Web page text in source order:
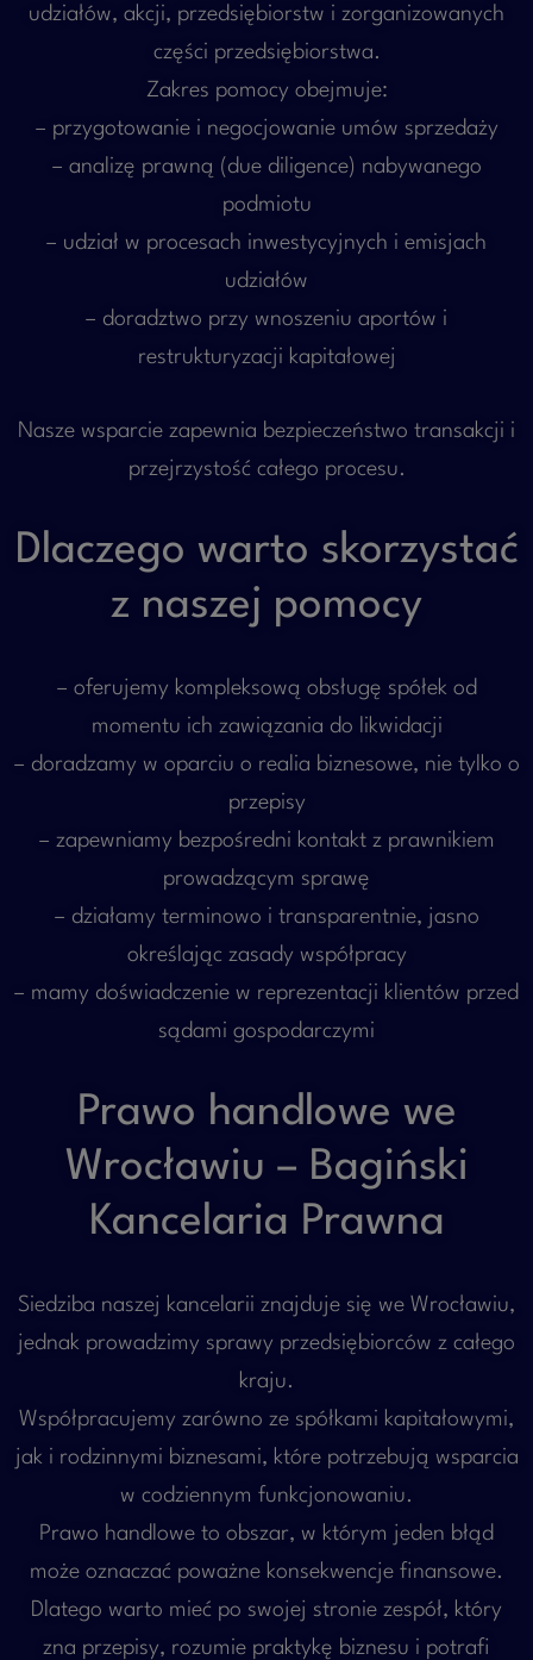
udziałów, akcji, przedsiębiorstw i zorganizowanych
części przedsiębiorstwa.
Zakres pomocy obejmuje:
– przygotowanie i negocjowanie umów sprzedaży
– analizę prawną (due diligence) nabywanego
podmiotu
– udział w procesach inwestycyjnych i emisjach
udziałów
– doradztwo przy wnoszeniu aportów i
restrukturyzacji kapitałowej
Nasze wsparcie zapewnia bezpieczeństwo transakcji i
przejrzystość całego procesu.
Dlaczego warto skorzystać
z naszej pomocy
– oferujemy kompleksową obsługę spółek od
momentu ich zawiązania do likwidacji
– doradzamy w oparciu o realia biznesowe, nie tylko o
przepisy
– zapewniamy bezpośredni kontakt z prawnikiem
prowadzącym sprawę
– działamy terminowo i transparentnie, jasno
określając zasady współpracy
– mamy doświadczenie w reprezentacji klientów przed
sądami gospodarczymi
Prawo handlowe we
Wrocławiu – Bagiński
Kancelaria Prawna
Siedziba naszej kancelarii znajduje się we Wrocławiu,
jednak prowadzimy sprawy przedsiębiorców z całego
kraju.
Współpracujemy zarówno ze spółkami kapitałowymi,
jak i rodzinnymi biznesami, które potrzebują wsparcia
w codziennym funkcjonowaniu.
Prawo handlowe to obszar, w którym jeden błąd
może oznaczać poważne konsekwencje finansowe.
Dlatego warto mieć po swojej stronie zespół, który
zna przepisy, rozumie praktykę biznesu i potrafi